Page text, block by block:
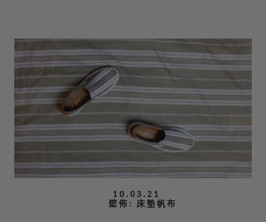
10.03.21
壁佈: 床墊帆布